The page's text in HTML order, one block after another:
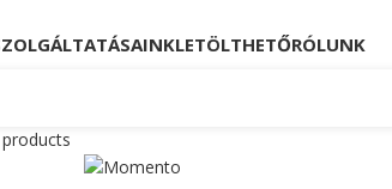
LETÖLTHETŐRÓLUNK